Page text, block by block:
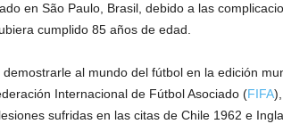
en São Paulo, Brasil, debido a las
cumplido 85 años de edad.
al mundo del fútbol en la edición
Internacional de Fútbol Asociado (FIFA
sufridas en las citas de Chile 1962 e